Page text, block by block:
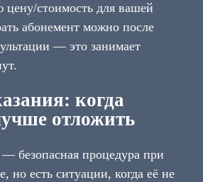
цену/стоимость для вашей
абонемент можно после
— это занимает
когда
отложить
безопасная процедура при
но есть ситуации, когда её не